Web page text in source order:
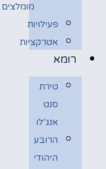
מומלצים
פעילויות
אטרקציות
רומא
טירת
סנט
אנג’לו
הרובע
היהודי